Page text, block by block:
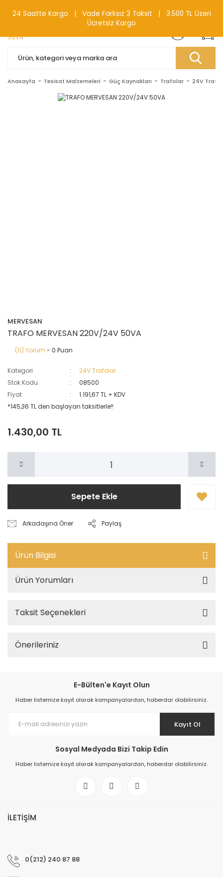
0(212) 240 87 88
Anasayfa Tesisat Malzemeleri Güç Kaynakları Trafolar 24V
MERVESAN
TRAFO MERVESAN 220V/24V 50VA
(0) Yorum - 0 Puan
Kategori
24V Trafolar
Stok Kodu
08500
Fiyat
1.191,67 TL + KDV
*145,36 TL den başlayan taksitlerle!!
1.430,00 TL
Sepete Ekle
Arkadaşına Öner Paylaş
Ürün Bilgisi
Ürün Yorumları
Taksit Seçenekleri
Önerileriniz
E-Bülten'e Kayıt Olun
Haber listemize kayıt olarak kampanyalardan, haberdar olabilirsiniz.
Kayıt Ol
Sosyal Medyada Bizi Takip Edin
Haber listemize kayıt olarak kampanyalardan, haberdar olabilirsiniz.
İLETİŞİM
0(212) 240 87 88
24 Saatte Kargo | Vade Farksız 3 Taksit | 3.500 TL Üzeri
Ücretsiz Kargo